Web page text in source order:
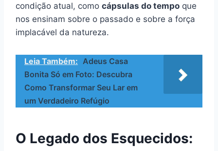
condição atual, como cápsulas do tempo que
nos ensinam sobre o passado e sobre a força
implacável da natureza.
Leia Também: Adeus Casa
Bonita Só em Foto: Descubra
Como Transformar Seu Lar em
um Verdadeiro Refúgio
O Legado dos Esquecidos: